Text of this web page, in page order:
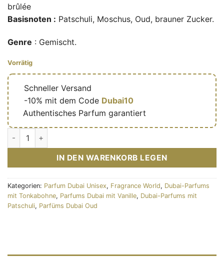
brûlée
Basisnoten : Patschuli, Moschus, Oud, brauner Zucker.
Genre : Gemischt.
Vorrätig
Schneller Versand
-10% mit dem Code Dubai10
Authentisches Parfum garantiert
Eau de parfum Elysia Sugar Patchouli 100ml - Fragrance
IN DEN WARENKORB LEGEN
Kategorien: Parfum Dubai Unisex, Fragrance World, Dubai-Parfums
mit Tonkabohne, Parfums Dubai mit Vanille, Dubai-Parfums mit
Patschuli, Parfüms Dubai Oud